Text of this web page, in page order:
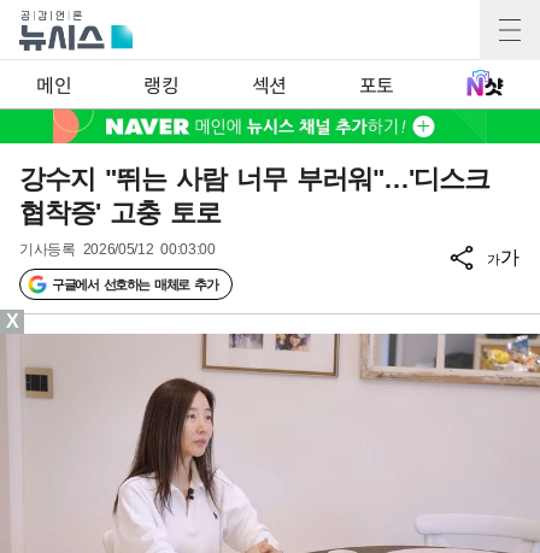
메인 랭킹 섹션 포토
강수지 "뛰는 사람 너무 부러워"…'디스크
협착증' 고충 토로
기사등록 2026/05/12 00:03:00
구글에서 선호하는 매체로 추가
가가
X